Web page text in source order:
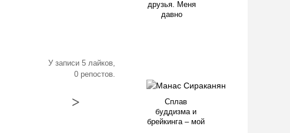
У записи 5 лайков,
0 репостов.
>
друзья. Меня
давно
Сплав
буддизма и
брейкинга – мой